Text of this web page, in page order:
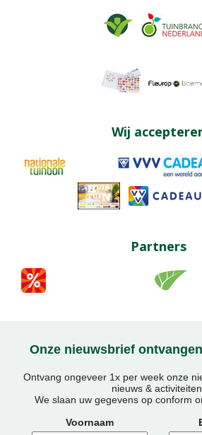
Wij
Partners
Onze nieuwsbrief
Ontvang ongeveer 1x per week onze
nieuws &
We slaan uw gegevens op conform
Voornaam